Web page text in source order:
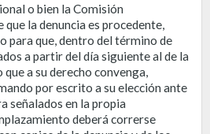
o bien la Comisión
la denuncia es procedente,
para que, dentro del término de
a partir del día siguiente al de la
a su derecho convenga,
por escrito a su elección ante
señalados en la propia
deberá correrse